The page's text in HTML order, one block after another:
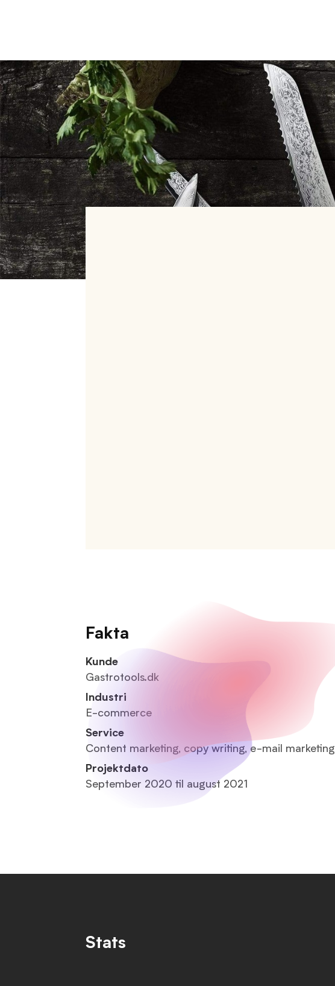
Fakta
Kunde
Gastrotools.dk
Industri
E-commerce
Service
Content marketing, copy writing, e-mail marketing
Projektdato
September 2020 til august 2021
Stats